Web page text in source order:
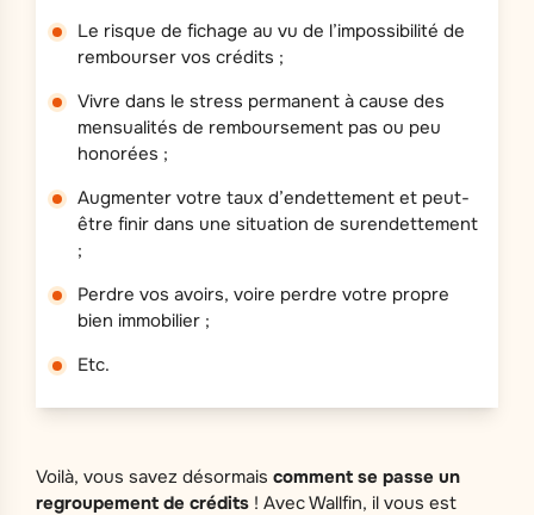
Le risque de fichage au vu de l’impossibilité de
rembourser vos crédits ;
Vivre dans le stress permanent à cause des
mensualités de remboursement pas ou peu
honorées ;
Augmenter votre taux d’endettement et peut-
être finir dans une situation de surendettement
;
Perdre vos avoirs, voire perdre votre propre
bien immobilier ;
Etc.
Voilà, vous savez désormais comment se passe un
regroupement de crédits ! Avec Wallfin, il vous est